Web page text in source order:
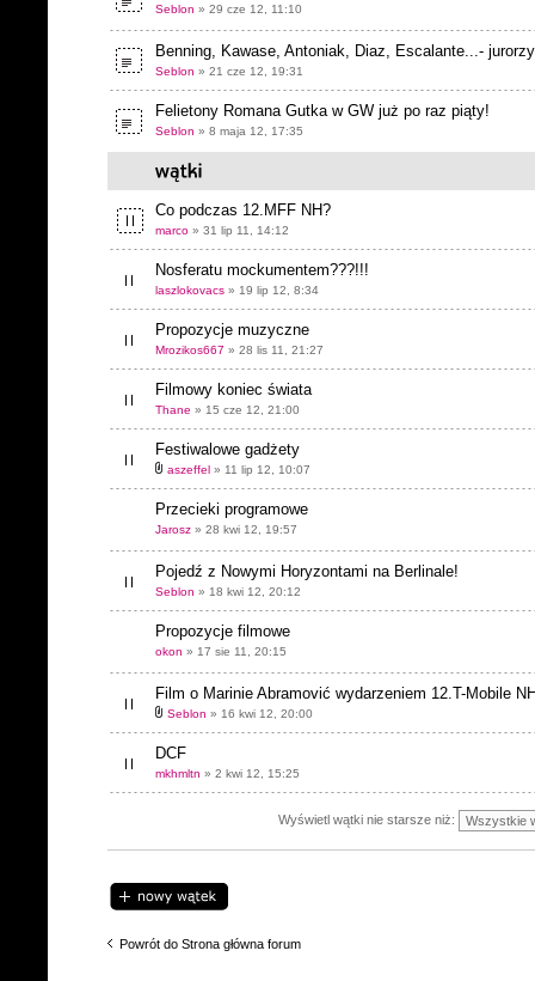
Seblon » 29 cze 12, 11:10
Benning, Kawase, Antoniak, Diaz, Escalante...-
Seblon » 21 cze 12, 19:31
Felietony Romana Gutka w GW już po raz piąty!
Seblon » 8 maja 12, 17:35
Co podczas 12.MFF NH?
marco » 31 lip 11, 14:12
Nosferatu mockumentem???!!!
laszlokovacs » 19 lip 12, 8:34
Propozycje muzyczne
Mrozikos667 » 28 lis 11, 21:27
Filmowy koniec świata
Thane » 15 cze 12, 21:00
Festiwalowe gadżety
aszeffel » 11 lip 12, 10:07
Przecieki programowe
Jarosz » 28 kwi 12, 19:57
Pojedź z Nowymi Horyzontami na Berlinale!
Seblon » 18 kwi 12, 20:12
Propozycje filmowe
okon » 17 sie 11, 20:15
Film o Marinie Abramović wydarzeniem 12.T-Mobile
Seblon » 16 kwi 12, 20:00
DCF
mkhmltn » 2 kwi 12, 15:25
Wyświetl wątki nie starsze niż:
Napisz wątek
Powrót do Strona główna forum